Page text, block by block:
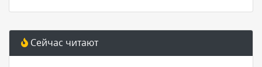
Сейчас читают